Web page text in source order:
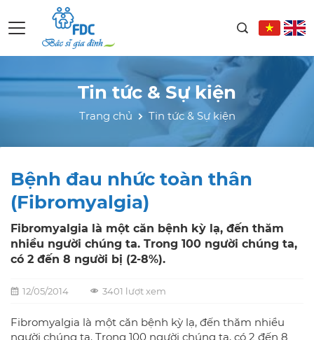
Tin tức & Sự kiện
Trang chủ Tin tức & Sự kiện
Bệnh đau nhức toàn thân
(Fibromyalgia)
Fibromyalgia là một căn bệnh kỳ lạ, đến thăm
nhiều người chúng ta. Trong 100 người chúng ta,
có 2 đến 8 người bị (2-8%).
12/05/2014 3401 lượt xem
Fibromyalgia là một căn bệnh kỳ lạ, đến thăm nhiều
người chúng ta. Trong 100 người chúng ta, có 2 đến 8